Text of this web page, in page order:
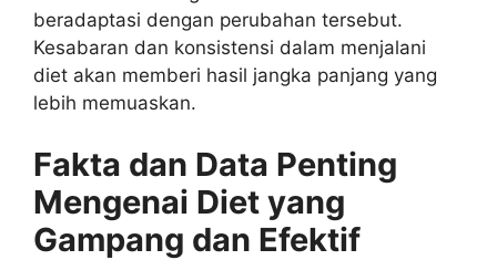
beradaptasi dengan perubahan tersebut.
Kesabaran dan konsistensi dalam menjalani
diet akan memberi hasil jangka panjang yang
lebih memuaskan.
Fakta dan Data Penting
Mengenai Diet yang
Gampang dan Efektif